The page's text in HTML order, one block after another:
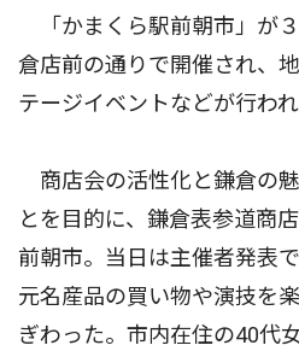
「かまくら駅前朝市」が
倉店前の通りで開催され、
テージイベントなどが行われ
商店会の活性化と鎌倉の
とを目的に、鎌倉表参道商
前朝市。当日は主催者発表
元名産品の買い物や演技を
ぎわった。市内在住の40代